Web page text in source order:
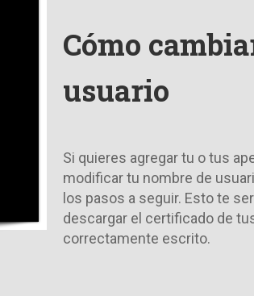
Cómo
usuario
Si quieres agregar tu o tus
modificar tu nombre de
los pasos a seguir. Esto te
descargar el certificado de
correctamente escrito.